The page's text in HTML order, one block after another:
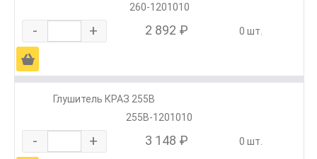
260-1201010
- + 2 892 ₽ 0 шт.
Ä
Глушитель КРАЗ 255В
255В-1201010
- + 3 148 ₽ 0 шт.